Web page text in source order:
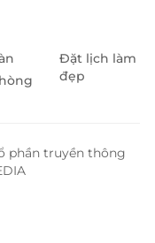
Đặt lịch làm
đẹp
phần truyền thông